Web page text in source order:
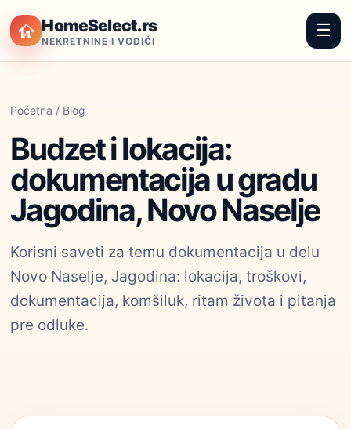
HomeSelect.rs
NEKRETNINE I VODIČI
☰
Početna / Blog
Budzet i lokacija:
dokumentacija u gradu
Jagodina, Novo Naselje
Korisni saveti za temu dokumentacija u delu
Novo Naselje, Jagodina: lokacija, troškovi,
dokumentacija, komšiluk, ritam života i pitanja
pre odluke.